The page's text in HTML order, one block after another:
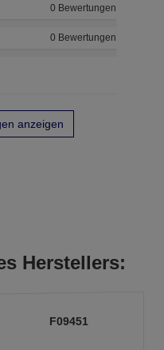
0 Bewertungen
0 Bewertungen
anzeigen
Herstellers:
F09451